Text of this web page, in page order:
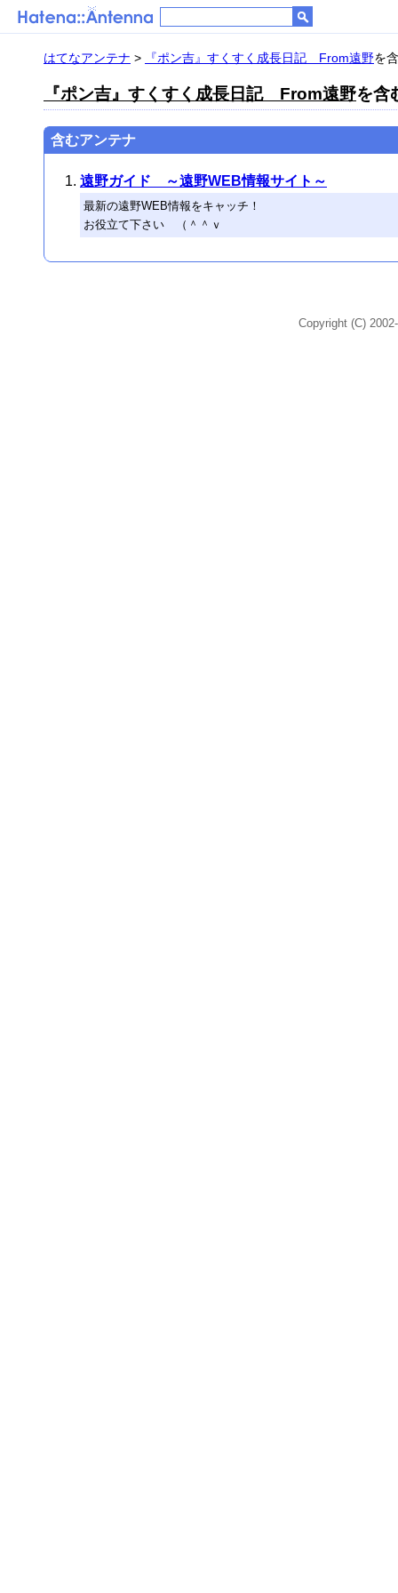
はてなアンテナ > 『ポン吉』すくすく成長日記 From遠野を
『ポン吉』すくすく成長日記 From遠野を含
含むアンテナ
遠野ガイド ～遠野WEB情報サイト～
最新の遠野WEB情報をキャッチ！
お役立て下さい （＾＾ｖ
Copyright (C)